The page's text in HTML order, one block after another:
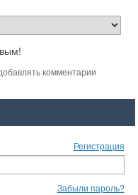
комментарии
Регистрация
Забыли пароль?